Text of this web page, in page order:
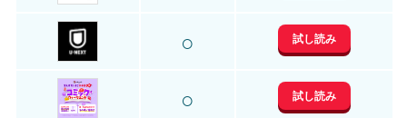
○ 試し読み
○ 試し読み